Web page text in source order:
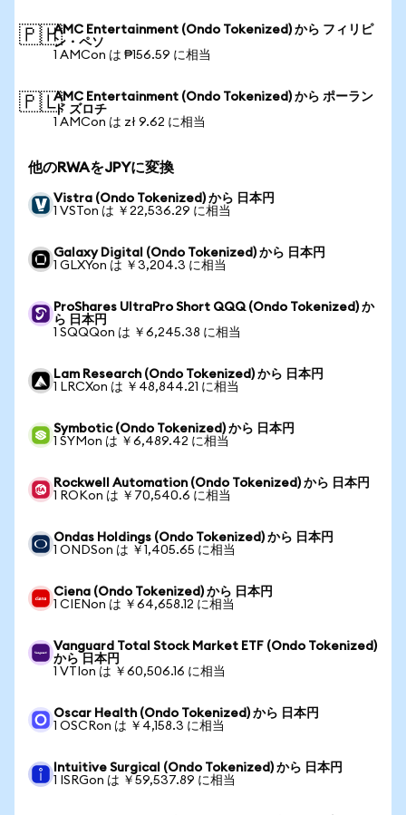
🇵🇭AMC Entertainment (Ondo Tokenized) から フィリピ
ン・ペソ
1 AMCon は ₱156.59 に相当
🇵🇱AMC Entertainment (Ondo Tokenized) から ポーラン
ド ズロチ
1 AMCon は zł 9.62 に相当
他のRWAをJPYに変換
Vistra (Ondo Tokenized) から 日本円
1 VSTon は ￥22,536.29 に相当
Galaxy Digital (Ondo Tokenized) から 日本円
1 GLXYon は ￥3,204.3 に相当
ProShares UltraPro Short QQQ (Ondo Tokenized) か
ら 日本円
1 SQQQon は ￥6,245.38 に相当
Lam Research (Ondo Tokenized) から 日本円
1 LRCXon は ￥48,844.21 に相当
Symbotic (Ondo Tokenized) から 日本円
1 SYMon は ￥6,489.42 に相当
Rockwell Automation (Ondo Tokenized) から 日本円
1 ROKon は ￥70,540.6 に相当
Ondas Holdings (Ondo Tokenized) から 日本円
1 ONDSon は ￥1,405.65 に相当
Ciena (Ondo Tokenized) から 日本円
1 CIENon は ￥64,658.12 に相当
Vanguard Total Stock Market ETF (Ondo Tokenized)
から 日本円
1 VTIon は ￥60,506.16 に相当
Oscar Health (Ondo Tokenized) から 日本円
1 OSCRon は ￥4,158.3 に相当
Intuitive Surgical (Ondo Tokenized) から 日本円
1 ISRGon は ￥59,537.89 に相当